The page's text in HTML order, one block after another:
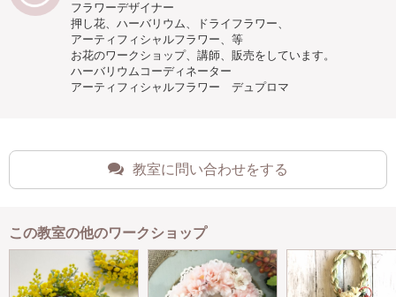
フラワーデザイナー
押し花、ハーバリウム、ドライフラワー、
アーティフィシャルフラワー、等
お花のワークショップ、講師、販売をしています。
ハーバリウムコーディネーター
アーティフィシャルフラワー デュプロマ
教室に問い合わせをする
この教室の他のワークショップ